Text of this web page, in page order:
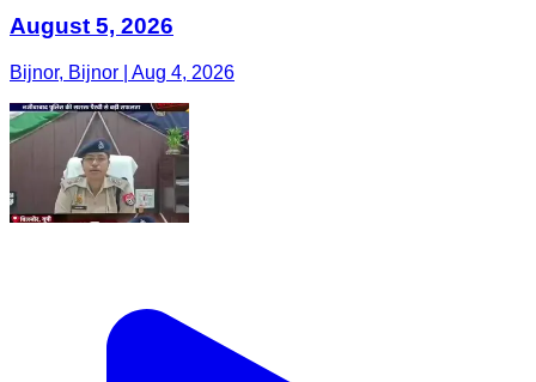
August 5, 2026
Bijnor, Bijnor | Aug 4, 2026